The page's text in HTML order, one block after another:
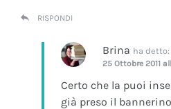
RISPONDI
Brina ha detto:
25 Ottobre 2011
Certo che la puoi
già preso il